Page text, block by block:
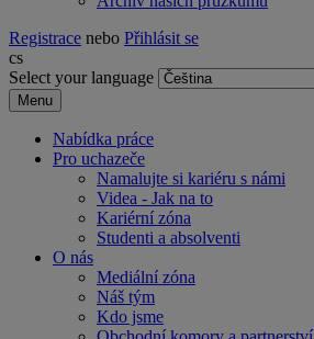
Registrace nebo Přihlásit se
cs
Select your language
Menu
Nabídka práce
Pro uchazeče
Namalujte si kariéru s námi
Videa - Jak na to
Kariérní zóna
Studenti a absolventi
O nás
Mediální zóna
Náš tým
Kdo jsme